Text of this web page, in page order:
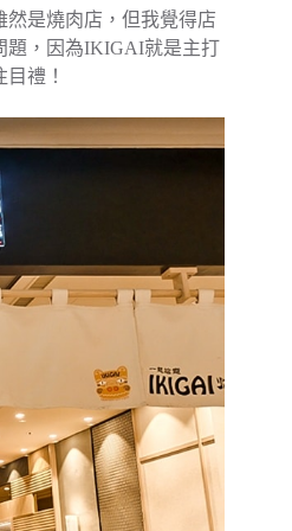
是燒肉店，但我覺得店
題，因為IKIGAI就是主打
禮！